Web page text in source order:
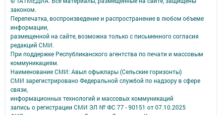
законом.
Перепечатка, воспроизведение и распространение в любом объеме
информации,
размещенной на сайте, возможна только с письменного согласия
редакций СМИ.
При поддержке Республиканского агентства по печати и массовым
коммуникациям.
Наименование СМИ: Авыл офыклары (Сельские горизонты)
СМИ зарегистрировано Федеральной службой по надзору в сфере
связи,
информационных технологий и массовых коммуникаций
запись о регистрации СМИ ЭЛ № ФС 77 - 90151 от 07.10.2025